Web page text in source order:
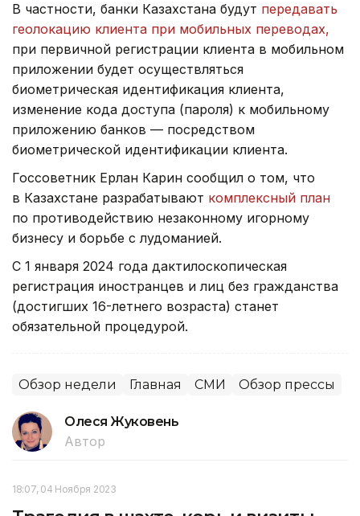
В частности, банки Казахстана будут передавать
геолокацию клиента при мобильных переводах,
при первичной регистрации клиента в мобильном
приложении будет осуществляться
биометрическая идентификация клиента,
изменение кода доступа (пароля) к мобильному
приложению банков — посредством
биометрической идентификации клиента.
Госсоветник Ерлан Карин сообщил о том, что
в Казахстане разрабатывают комплексный план
по противодействию незаконному игорному
бизнесу и борьбе с лудоманией.
С 1 января 2024 года дактилоскопическая
регистрация иностранцев и лиц без гражданства
(достигших 16-летнего возраста) станет
обязательной процедурой.
Обзор недели Главная СМИ Обзор прессы
Олеся Жуковень
Автор
18:07, 04 Ноября 2023